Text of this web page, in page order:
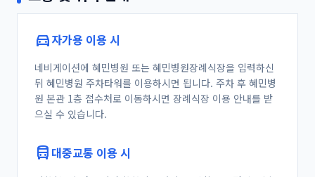
directions_car자가용 이용 시
으실 수 있습니다.
directions_bus 대중교통 이용 시